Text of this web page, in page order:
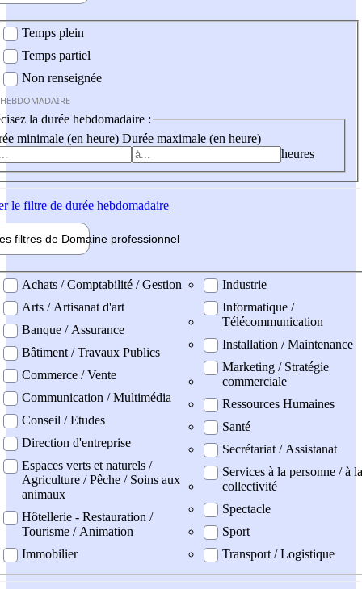
Temps plein
Temps partiel
Non renseignée
la durée hebdomadaire :
minimale (en heure) Durée maximale (en heure)
heures
le filtre de durée hebdomadaire
filtres de Domaine professionnel
professionel
Achats / Comptabilité / Gestion
Arts / Artisanat d'art
Banque / Assurance
Bâtiment / Travaux Publics
Commerce / Vente
Communication / Multimédia
Conseil / Etudes
Direction d'entreprise
Espaces verts et naturels /
Agriculture / Pêche / Soins aux
animaux
Hôtellerie - Restauration /
Tourisme / Animation
Immobilier
Industrie
Informatique /
Télécommunication
Installation / Maintenance
Marketing / Stratégie
commerciale
Ressources Humaines
Santé
Secrétariat / Assistanat
Services à la personne / à la
collectivité
Spectacle
Sport
Transport / Logistique